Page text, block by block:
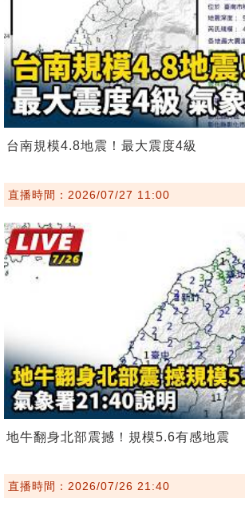
台南規模4.8地震！最大震度4級
直播時間：2026/07/27 11:00
地牛翻身北部震撼！規模5.6有感地震
直播時間：2026/07/26 21:40